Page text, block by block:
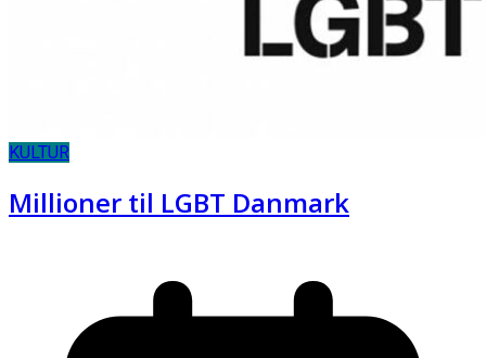
KULTUR
Millioner til LGBT Danmark